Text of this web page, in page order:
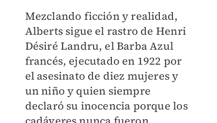
Mezclando ficción y realidad,
Alberts sigue el rastro de Henri
Désiré Landru, el Barba Azul
francés, ejecutado en 1922 por
el asesinato de diez mujeres y
un niño y quien siempre
declaró su inocencia porque los